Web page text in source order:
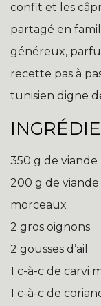
confit et les
partagé en
généreux,
recette pas à
tunisien digne
350 g de
200 g de
morceaux
2 gros oignons
2 gousses d’ail
1 c-à-c de carvi
1 c-à-c de